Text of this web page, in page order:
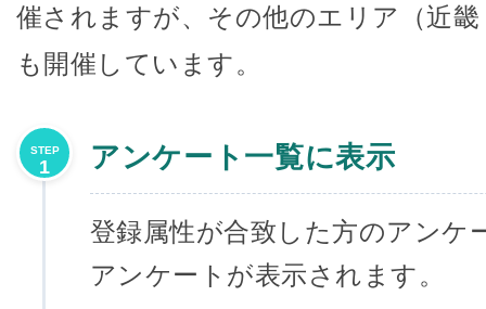
催されますが、その他のエリア（近
も開催しています。
STEP
1 アンケート一覧に表示
登録属性が合致した方のアンケ
アンケートが表示されます。